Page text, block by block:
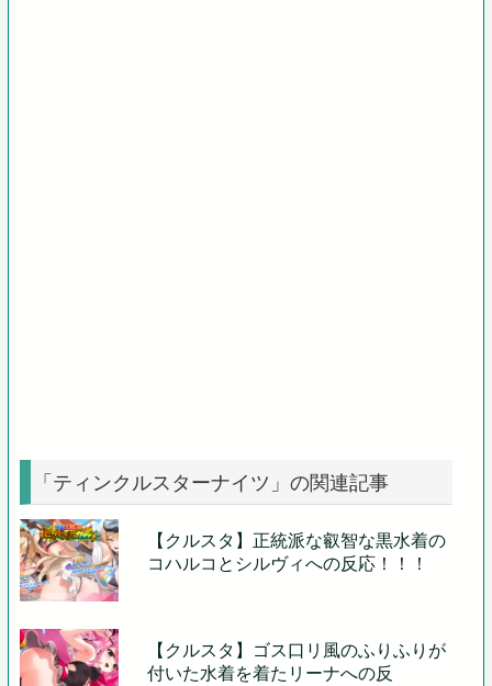
「ティンクルスターナイツ」の関連記事
【クルスタ】正統派な叡智な黒水着の
コハルコとシルヴィへの反応！！！
【クルスタ】ゴス口リ風のふりふりが
付いた水着を着たリーナへの反